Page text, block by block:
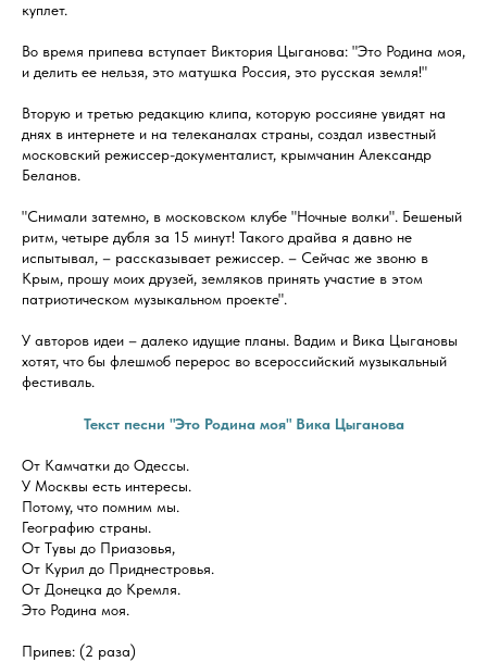
куплет.
Во время припева вступает Виктория Цыганова: "Это Родина моя,
и делить ее нельзя, это матушка Россия, это русская земля!"
Вторую и третью редакцию клипа, которую россияне увидят на
днях в интернете и на телеканалах страны, создал известный
московский режиссер-документалист, крымчанин Александр
Беланов.
"Снимали затемно, в московском клубе "Ночные волки". Бешеный
ритм, четыре дубля за 15 минут! Такого драйва я давно не
испытывал, – рассказывает режиссер. – Сейчас же звоню в
Крым, прошу моих друзей, земляков принять участие в этом
патриотическом музыкальном проекте".
У авторов идеи – далеко идущие планы. Вадим и Вика Цыгановы
хотят, что бы флешмоб перерос во всероссийский музыкальный
фестиваль.
Текст песни "Это Родина моя" Вика Цыганова
От Камчатки до Одессы.
У Москвы есть интересы.
Потому, что помним мы.
Географию страны.
От Тувы до Приазовья,
От Курил до Приднестровья.
От Донецка до Кремля.
Это Родина моя.
Припев: (2 раза)